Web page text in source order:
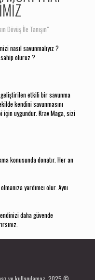
Dövüş İle Tanışın"
nasıl savunmalıyız ?
oluruz ?
etkili bir savunma
kendini savunmasını
için uygundur. Krav Maga, sizi
konusunda donatır. Her an
yardımcı olur. Aynı
daha güvende